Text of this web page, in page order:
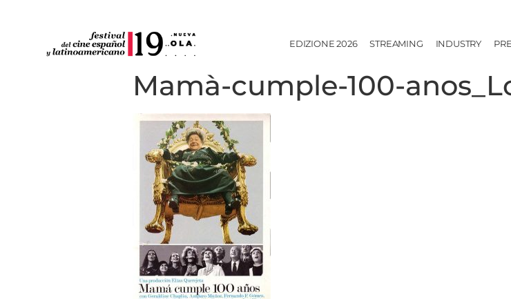
EDIZIONE 2026 STREAMING INDUSTRY
Mamà-cumple-100-